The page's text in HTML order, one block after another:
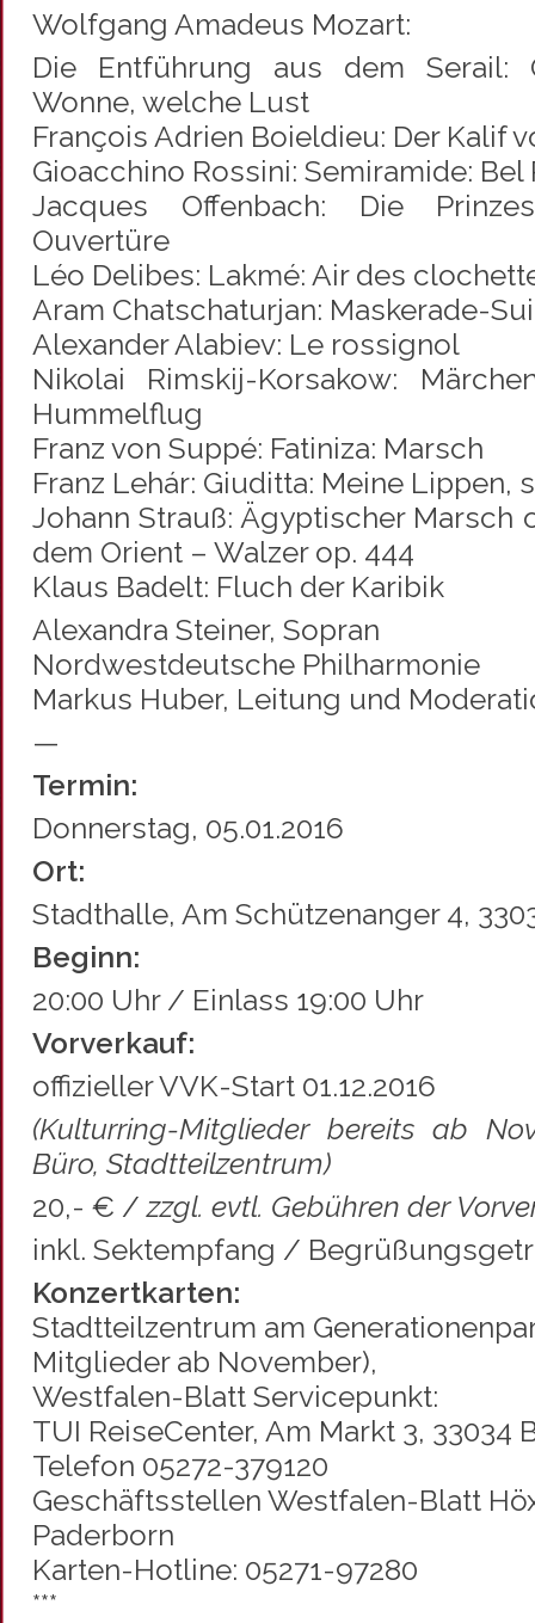
Wolfgang Amadeus Mozart:
Die Entführung aus dem Serail:
Wonne, welche Lust
François Adrien Boieldieu: Der Kalif
Gioacchino Rossini: Semiramide:
Jacques Offenbach: Die
Ouvertüre
Léo Delibes: Lakmé: Air des
Aram Chatschaturjan: Maskerade-
Alexander Alabiev: Le rossignol
Nikolai Rimskij-Korsakow:
Hummelflug
Franz von Suppé: Fatiniza: Marsch
Franz Lehár: Giuditta: Meine Lippen,
Johann Strauß: Ägyptischer Marsch
dem Orient – Walzer op. 444
Klaus Badelt: Fluch der Karibik
Alexandra Steiner, Sopran
Nordwestdeutsche Philharmonie
Markus Huber, Leitung und
—
Termin:
Donnerstag, 05.01.2016
Ort:
Stadthalle, Am Schützenanger 4,
Beginn:
20:00 Uhr / Einlass 19:00 Uhr
Vorverkauf:
offizieller VVK-Start 01.12.2016
(Kulturring-Mitglieder bereits ab
Büro, Stadtteilzentrum)
20,- € / zzgl. evtl. Gebühren der
inkl. Sektempfang /
Konzertkarten:
Stadtteilzentrum am
Mitglieder ab November),
Westfalen-Blatt Servicepunkt:
TUI ReiseCenter, Am Markt 3, 33034
Telefon 05272-379120
Geschäftsstellen Westfalen-Blatt
Paderborn
Karten-Hotline: 05271-97280
***